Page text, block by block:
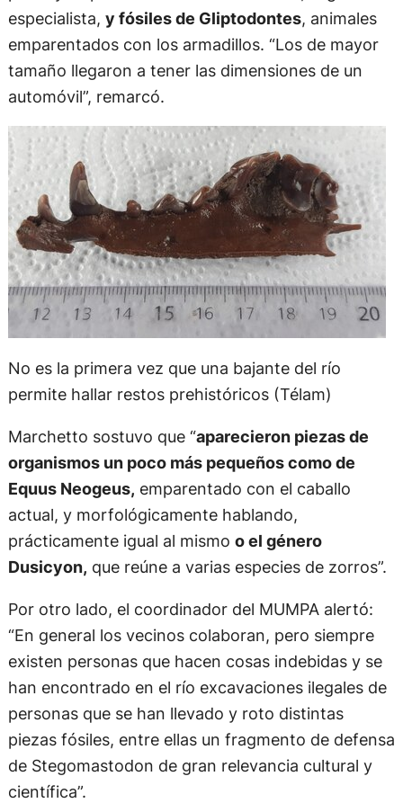
especialista, y fósiles de Gliptodontes, animales
emparentados con los armadillos. “Los de mayor
tamaño llegaron a tener las dimensiones de un
automóvil”, remarcó.
No es la primera vez que una bajante del río
permite hallar restos prehistóricos (Télam)
Marchetto sostuvo que “aparecieron piezas de
organismos un poco más pequeños como de
Equus Neogeus, emparentado con el caballo
actual, y morfológicamente hablando,
prácticamente igual al mismo o el género
Dusicyon, que reúne a varias especies de zorros”.
Por otro lado, el coordinador del MUMPA alertó:
“En general los vecinos colaboran, pero siempre
existen personas que hacen cosas indebidas y se
han encontrado en el río excavaciones ilegales de
personas que se han llevado y roto distintas
piezas fósiles, entre ellas un fragmento de defensa
de Stegomastodon de gran relevancia cultural y
científica”.